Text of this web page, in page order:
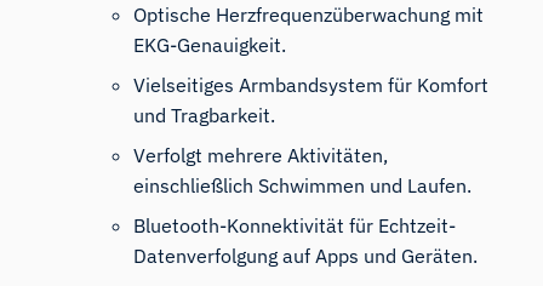
Optische Herzfrequenzüberwachung mit
EKG-Genauigkeit.
Vielseitiges Armbandsystem für Komfort
und Tragbarkeit.
Verfolgt mehrere Aktivitäten,
einschließlich Schwimmen und Laufen.
Bluetooth-Konnektivität für Echtzeit-
Datenverfolgung auf Apps und Geräten.